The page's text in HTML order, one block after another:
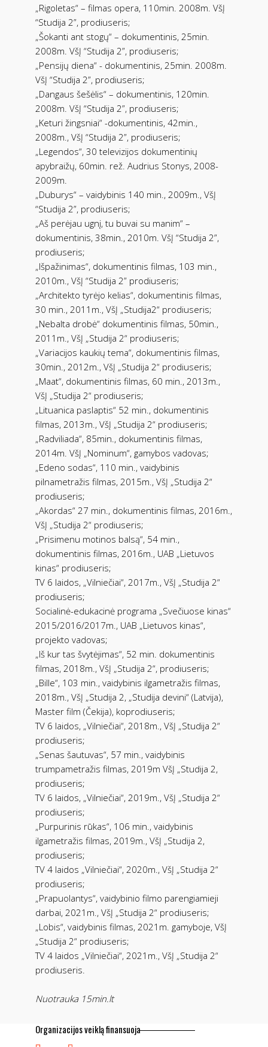
„Rigoletas“ – filmas opera, 110min. 2008m. VšĮ
“Studija 2”, prodiuseris;
„Šokanti ant stogų“ – dokumentinis, 25min.
2008m. VšĮ “Studija 2”, prodiuseris;
„Pensijų diena“ - dokumentinis, 25min. 2008m.
VšĮ “Studija 2”, prodiuseris;
„Dangaus šešėlis“ – dokumentinis, 120min.
2008m. VšĮ “Studija 2”, prodiuseris;
„Keturi žingsniai“ -dokumentinis, 42min.,
2008m., VšĮ “Studija 2”, prodiuseris;
„Legendos“, 30 televizijos dokumentinių
apybraižų, 60min. rež. Audrius Stonys, 2008-
2009m.
„Duburys“ – vaidybinis 140 min., 2009m., VšĮ
“Studija 2”, prodiuseris;
„Aš perėjau ugnį, tu buvai su manim“ –
dokumentinis, 38min., 2010m. VšĮ “Studija 2”,
prodiuseris;
„Išpažinimas“, dokumentinis filmas, 103 min.,
2010m., VšĮ “Studija 2” prodiuseris;
„Architekto tyrėjo kelias“, dokumentinis filmas,
30 min., 2011m., VšĮ „Studija2“ prodiuseris;
„Nebalta drobė“ dokumentinis filmas, 50min.,
2011m., VšĮ „Studija 2“ prodiuseris;
„Variacijos kaukių tema“, dokumentinis filmas,
30min., 2012m., VšĮ „Studija 2“ prodiuseris;
„Maat“, dokumentinis filmas, 60 min., 2013m.,
VšĮ „Studija 2“ prodiuseris;
„Lituanica paslaptis“ 52 min., dokumentinis
filmas, 2013m., VšĮ „Studija 2“ prodiuseris;
„Radviliada“, 85min., dokumentinis filmas,
2014m. VšĮ „Nominum“, gamybos vadovas;
„Edeno sodas“, 110 min., vaidybinis
pilnametražis filmas, 2015m., VšĮ „Studija 2“
prodiuseris;
„Akordas“ 27 min., dokumentinis filmas, 2016m.,
VšĮ „Studija 2“ prodiuseris;
„Prisimenu motinos balsą“, 54 min.,
dokumentinis filmas, 2016m., UAB „Lietuvos
kinas“ prodiuseris;
TV 6 laidos, „Vilniečiai“, 2017m., VšĮ „Studija 2“
prodiuseris;
Socialinė-edukacinė programa „Svečiuose kinas“
2015/2016/2017m., UAB „Lietuvos kinas“,
projekto vadovas;
„Iš kur tas švytėjimas“, 52 min. dokumentinis
filmas, 2018m., VšĮ „Studija 2“, prodiuseris;
„Bille“, 103 min., vaidybinis ilgametražis filmas,
2018m., VšĮ „Studija 2, „Studija devini“ (Latvija),
Master film (Čekija), koprodiuseris;
TV 6 laidos, „Vilniečiai“, 2018m., VšĮ „Studija 2“
prodiuseris;
„Senas šautuvas“, 57 min., vaidybinis
trumpametražis filmas, 2019m VšĮ „Studija 2,
prodiuseris;
TV 6 laidos, „Vilniečiai“, 2019m., VšĮ „Studija 2“
prodiuseris;
„Purpurinis rūkas“, 106 min., vaidybinis
ilgametražis filmas, 2019m., VšĮ „Studija 2,
prodiuseris;
TV 4 laidos „Vilniečiai“, 2020m., VšĮ „Studija 2“
prodiuseris;
„Prapuolantys“, vaidybinio filmo parengiamieji
darbai, 2021m., VšĮ „Studija 2“ prodiuseris;
„Lobis“, vaidybinis filmas, 2021m. gamyboje, VšĮ
„Studija 2“ prodiuseris;
TV 4 laidos „Vilniečiai“, 2021m., VšĮ „Studija 2“
prodiuseris.
Nuotrauka 15min.lt
Organizacijos veiklą finansuoja